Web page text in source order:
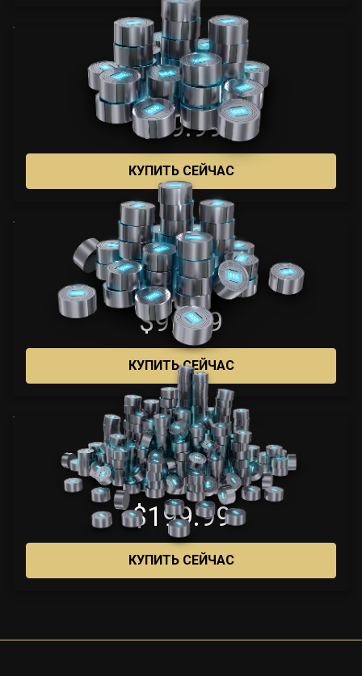
1025
$49.99
КУПИТЬ СЕЙЧАС
2200
$99.99
КУПИТЬ СЕЙЧАС
4600
$199.99
КУПИТЬ СЕЙЧАС